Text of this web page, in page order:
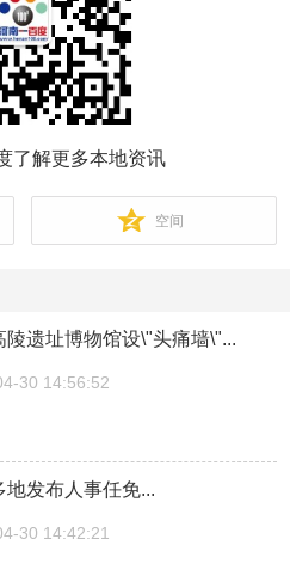
了解更多本地资讯
空间
陵遗址博物馆设\"头痛墙\"...
30 14:56:52
地发布人事任免...
30 14:42:21